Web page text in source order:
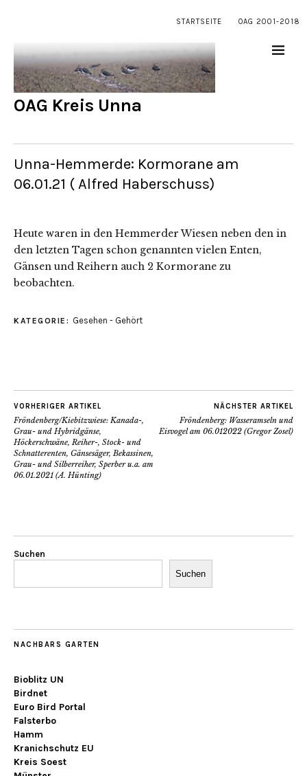
STARTSEITE OAG 2001-2018
OAG Kreis Unna
Unna-Hemmerde: Kormorane am
06.01.21 ( Alfred Haberschuss)
Heute waren in den Hemmerder Wiesen neben den in
den letzten Tagen schon genannten vielen Enten,
Gänsen und Reihern auch 2 Kormorane zu
beobachten.
KATEGORIE: Gesehen - Gehört
VORHERIGER ARTIKEL
Fröndenberg/Kiebitzwiese: Kanada-,
Grau- und Hybridgänse,
Höckerschwäne, Reiher-, Stock- und
Schnatterenten, Gänsesäger, Bekassinen,
Grau- und Silberreiher, Sperber u.a. am
06.01.2021 (A. Hünting)
NÄCHSTER ARTIKEL
Fröndenberg: Wasseramseln und
Eisvogel am 06.012022 (Gregor Zosel)
Suchen
Suchen
NACHBARS GARTEN
Bioblitz UN
Birdnet
Euro Bird Portal
Falsterbo
Hamm
Kranichschutz EU
Kreis Soest